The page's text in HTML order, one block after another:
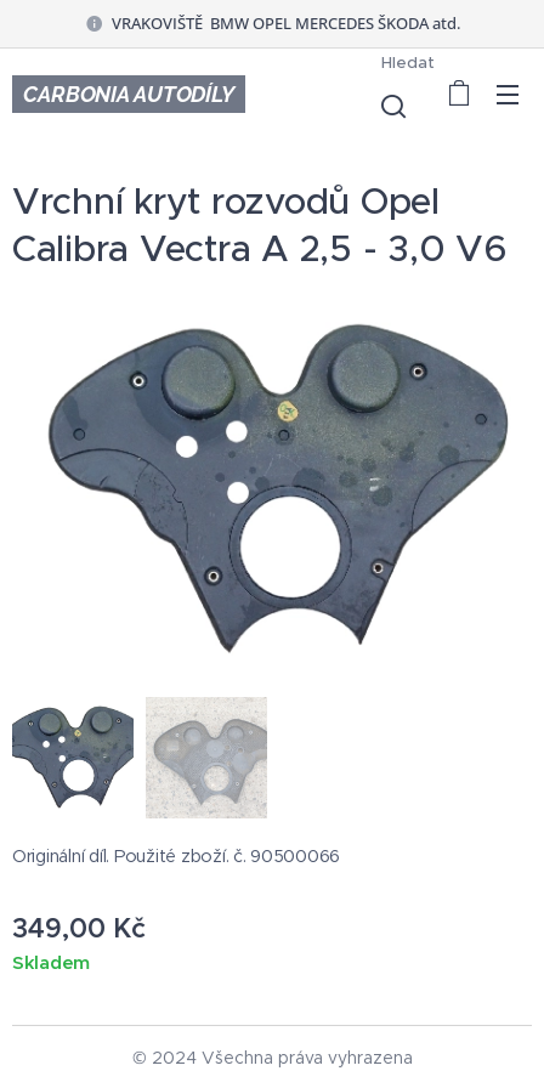
VRAKOVIŠTĚ BMW OPEL MERCEDES ŠKODA atd.
CARBONIA AUTODÍLY
Hledat
Vrchní kryt rozvodů Opel
Calibra Vectra A 2,5 - 3,0 V6
Originální díl. Použité zboží. č. 90500066
349,00 Kč
Skladem
© 2024 Všechna práva vyhrazena